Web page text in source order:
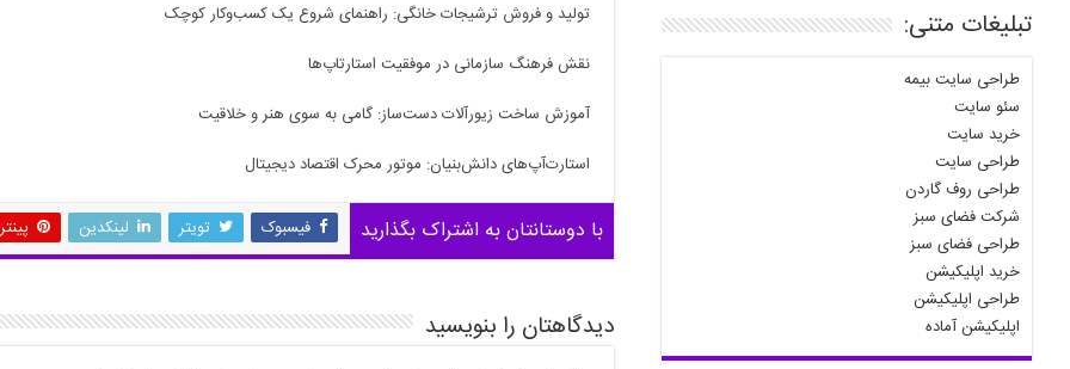
تولید و فروش ترشیجات خانگی: راهنمای شروع یک کسب‌وکار کوچک
نقش فرهنگ سازمانی در موفقیت استارتاپ‌ها
آموزش ساخت زیورآلات دست‌ساز: گامی به سوی هنر و خلاقیت
استارت‌آپ‌های دانش‌بنیان: موتور محرک اقتصاد دیجیتال
با دوستانتان به اشتراک بگذارید فیسبوک تویتر لینکدین
دیدگاهتان را بنویسید
تبلیغات متنی:
طراحی سایت بیمه
سئو سایت
خرید سایت
طراحی سایت
طراحی روف گاردن
شرکت فضای سبز
طراحی فضای سبز
خرید اپلیکیشن
طراحی اپلیکیشن
اپلیکیشن آماده